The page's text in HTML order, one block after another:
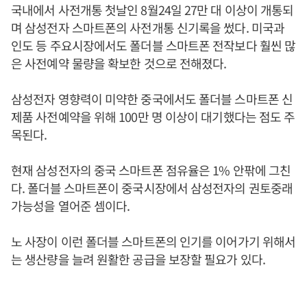
국내에서 사전개통 첫날인 8월24일 27만 대 이상이 개통되
며 삼성전자 스마트폰의 사전개통 신기록을 썼다. 미국과
인도 등 주요시장에서도 폴더블 스마트폰 전작보다 훨씬 많
은 사전예약 물량을 확보한 것으로 전해졌다.
삼성전자 영향력이 미약한 중국에서도 폴더블 스마트폰 신
제품 사전예약을 위해 100만 명 이상이 대기했다는 점도 주
목된다.
현재 삼성전자의 중국 스마트폰 점유율은 1% 안팎에 그친
다. 폴더블 스마트폰이 중국시장에서 삼성전자의 권토중래
가능성을 열어준 셈이다.
노 사장이 이런 폴더블 스마트폰의 인기를 이어가기 위해서
는 생산량을 늘려 원활한 공급을 보장할 필요가 있다.